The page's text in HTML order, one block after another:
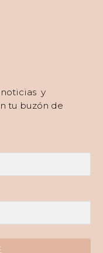
y
tu buzón de